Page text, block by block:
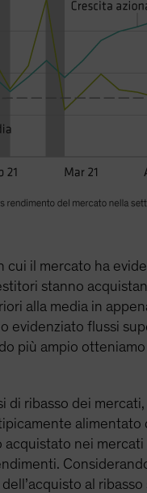
il mercato ha
stanno
alla media in
evidenziato flussi
più ampio
di ribasso dei
nei
al